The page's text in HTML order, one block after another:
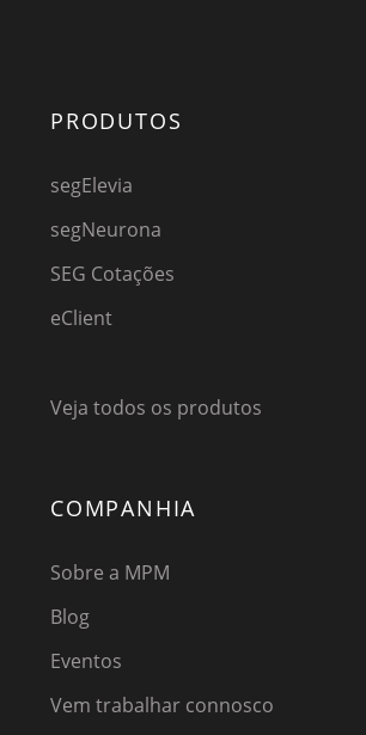
PRODUTOS
segElevia
segNeurona
SEG Cotações
eClient
Veja todos os produtos
COMPANHIA
Sobre a MPM
Blog
Eventos
Vem trabalhar connosco